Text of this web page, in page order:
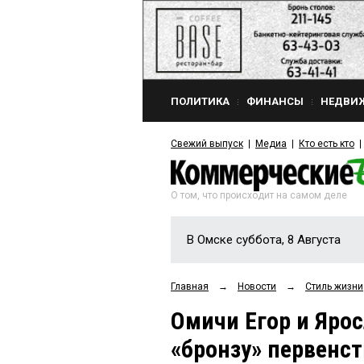
ПОЛИТИКА ФИНАНСЫ
Свежий выпуск Медиа Кто есть кто
О том, что происходит на самом деле
В Омске суббота, 8 Августа
Главная → Новости → Стиль жизни
Омичи Егор и
«бронзу»